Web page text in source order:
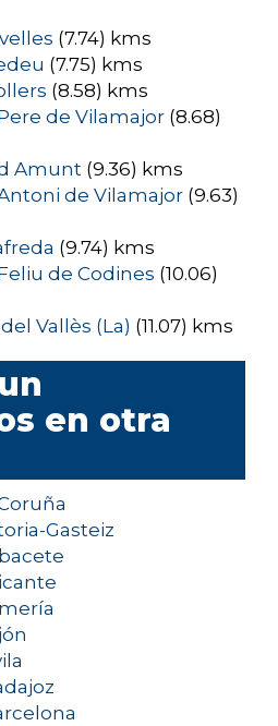
(7.74) kms
(7.75) kms
(8.58) kms
de Vilamajor (8.68)
Amunt (9.36) kms
de Vilamajor (9.63)
(9.74) kms
de Codines (10.06)
Vallès (La) (11.07) kms
en otra
Gasteiz